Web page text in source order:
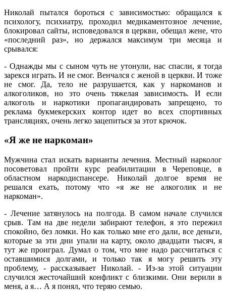
Николай пытался бороться с зависимостью: обращался к
психологу, психиатру, проходил медикаментозное лечение,
блокировал сайты, исповедовался в церкви, обещал жене, что
«последний раз», но держался максимум три месяца и
срывался:
- Однажды мы с сыном чуть не утонули, нас спасли, я тогда
зарекся играть. И не смог. Венчался с женой в церкви. И тоже
не смог. Да, тело не разрушается, как у наркоманов и
алкоголиков, но это очень тяжелая зависимость. И если
алкоголь и наркотики пропагандировать запрещено, то
реклама букмекерских контор идет во всех спортивных
трансляциях, очень легко зацепиться за этот крючок.
«Я же не наркоман»
Мужчина стал искать варианты лечения. Местный нарколог
посоветовал пройти курс реабилитации в Череповце, в
областном наркодиспансере. Николай долгое время не
решался ехать, потому что «я же не алкоголик и не
наркоман».
- Лечение затянулось на полгода. В самом начале случился
срыв. Там на две недели забирают телефон, я это пережил
спокойно, без ломки. Но как только мне его дали, все деньги,
которые за эти дни упали на карту, около двадцати тысяч, я
тут же проиграл. Думал о том, что мне надо рассчитаться с
оставшимися долгами, и только так я могу решить эту
проблему, - рассказывает Николай. - Из-за этой ситуации
случился жесточайший конфликт с близкими. Они верили в
меня, а я… А я понял, что теряю семью.